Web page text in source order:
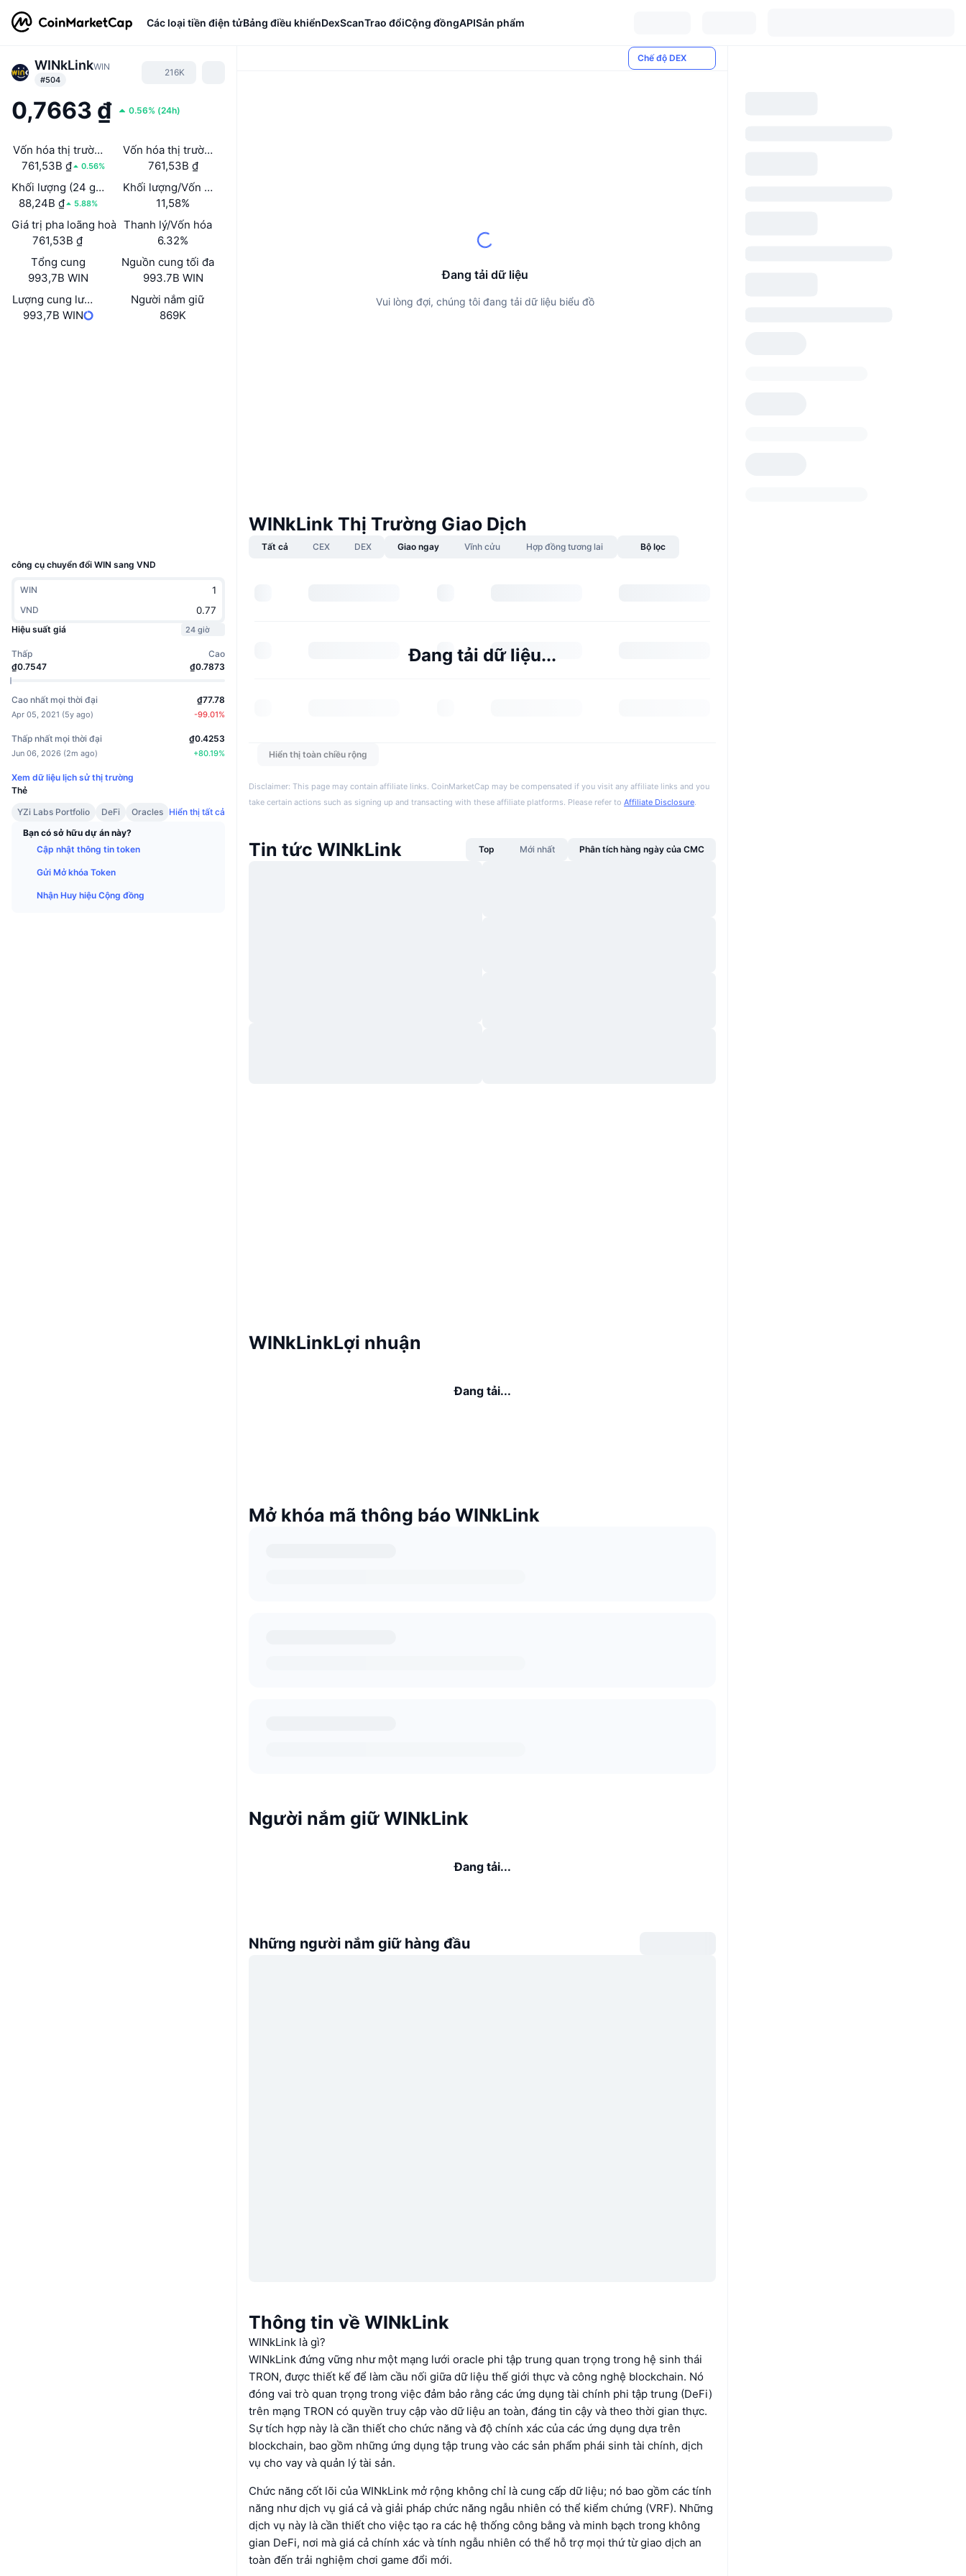
Các loại tiền điện tửBảng điều khiểnDexScanTrao đổiCộng đồngAPISản phẩm
WINkLinkWIN
#504
216K
0,7663 ₫ 0.56% (24h)
Vốn hóa thị trường
761,53B ₫
0.56%
Vốn hóa thị trường đã mở khóa
761,53B ₫
Khối lượng (24 giờ)
88,24B ₫
5.88%
Khối lượng/Vốn hóa thị trường (24h)
11,58%
Giá trị pha loãng hoàn toàn (FDV)
761,53B ₫
Thanh lý/Vốn hóa
6.32%
Tổng cung
993,7B WIN
Nguồn cung tối đa
993.7B WIN
Lượng cung lưu hành
993,7B WIN
Người nắm giữ
869K
công cụ chuyển đổi WIN sang VND
WIN
VND
Hiệu suất giá
24 giờ
Thấp
₫0.7547
Cao
₫0.7873
Cao nhất mọi thời đại
Apr 05, 2021 (5y ago)
₫77.78
-99.01%
Thấp nhất mọi thời đại
Jun 06, 2026 (2m ago)
₫0.4253
+80.19%
Xem dữ liệu lịch sử thị trường
Thẻ
YZi Labs Portfolio
DeFi Oracles Hiển thị tất cả
Bạn có sở hữu dự án này?
Cập nhật thông tin token
Gửi Mở khóa Token
Nhận Huy hiệu Cộng đồng
Chế độ DEX
Đang tải dữ liệu
Vui lòng đợi, chúng tôi đang tải dữ liệu biểu đồ
WINkLink Thị Trường Giao Dịch
Tất cả CEX DEX Giao ngay Vĩnh cửu Hợp đồng tương lai Bộ lọc
Đang tải dữ liệu...
Hiển thị toàn chiều rộng
Disclaimer: This page may contain affiliate links. CoinMarketCap may be compensated if you visit any affiliate links and you
take certain actions such as signing up and transacting with these affiliate platforms. Please refer to Affiliate Disclosure.
Tin tức WINkLink Top Mới nhất Phân tích hàng ngày của CMC
WINkLinkLợi nhuận
Đang tải...
Mở khóa mã thông báo WINkLink
Người nắm giữ WINkLink
Đang tải...
Những người nắm giữ hàng đầu
Thông tin về WINkLink
WINkLink là gì?
WINkLink đứng vững như một mạng lưới oracle phi tập trung quan trọng trong hệ sinh thái
TRON, được thiết kế để làm cầu nối giữa dữ liệu thế giới thực và công nghệ blockchain. Nó
đóng vai trò quan trọng trong việc đảm bảo rằng các ứng dụng tài chính phi tập trung (DeFi)
trên mạng TRON có quyền truy cập vào dữ liệu an toàn, đáng tin cậy và theo thời gian thực.
Sự tích hợp này là cần thiết cho chức năng và độ chính xác của các ứng dụng dựa trên
blockchain, bao gồm những ứng dụng tập trung vào các sản phẩm phái sinh tài chính, dịch
vụ cho vay và quản lý tài sản.
Chức năng cốt lõi của WINkLink mở rộng không chỉ là cung cấp dữ liệu; nó bao gồm các tính
năng như dịch vụ giá cả và giải pháp chức năng ngẫu nhiên có thể kiểm chứng (VRF). Những
dịch vụ này là cần thiết cho việc tạo ra các hệ thống công bằng và minh bạch trong không
gian DeFi, nơi mà giá cả chính xác và tính ngẫu nhiên có thể hỗ trợ mọi thứ từ giao dịch an
toàn đến trải nghiệm chơi game đổi mới.